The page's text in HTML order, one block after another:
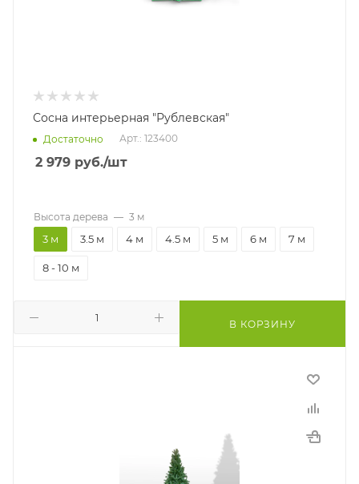
Сосна интерьерная "Рублевская"
Достаточно Арт.: 123400
2 979 руб./шт
В КОРЗИНУ
Высота дерева — 3 м
3 м 3.5 м 4 м 4.5 м 5 м 6 м 7 м
8 - 10 м